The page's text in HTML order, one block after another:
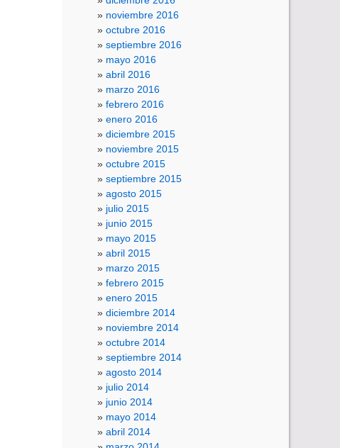
noviembre 2016
octubre 2016
septiembre 2016
mayo 2016
abril 2016
marzo 2016
febrero 2016
enero 2016
diciembre 2015
noviembre 2015
octubre 2015
septiembre 2015
agosto 2015
julio 2015
junio 2015
mayo 2015
abril 2015
marzo 2015
febrero 2015
enero 2015
diciembre 2014
noviembre 2014
octubre 2014
septiembre 2014
agosto 2014
julio 2014
junio 2014
mayo 2014
abril 2014